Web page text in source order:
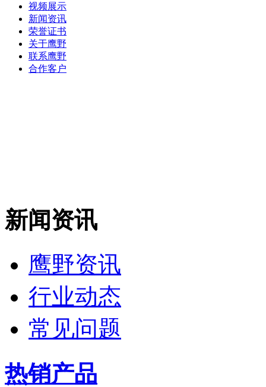
视频展示
新闻资讯
荣誉证书
关于鹰野
联系鹰野
合作客户
新闻资讯
鹰野资讯
行业动态
常见问题
热销产品